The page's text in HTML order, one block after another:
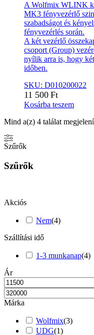
A Wolfmix WLINK
MK3 fényvezérlő
szabadságot és
fényvezérlés során.
A két vezérlő
csoport (Group)
nyílik arra is, hogy
időben.
SKU: D010200022
11 500 Ft
Kosárba teszem
Mind a(z) 4 találat
Szűrők
Szűrők
Akciós
Nem(4)
Szállítási idő
1-3 munkanap(4)
Ár
Márka
Wolfmix(3)
UDG(1)